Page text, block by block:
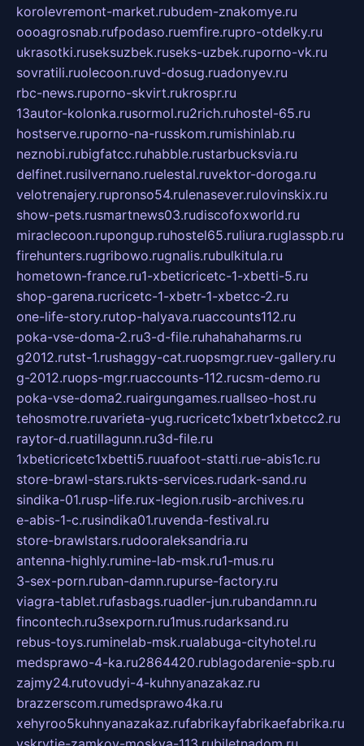
korolevremont-market.rubudem-znakomye.ru
oooagrosnab.rufpodaso.ruemfire.rupro-otdelky.ru
ukrasotki.ruseksuzbek.ruseks-uzbek.ruporno-vk.ru
sovratili.ruolecoon.ruvd-dosug.ruadonyev.ru
rbc-news.ruporno-skvirt.rukrospr.ru
13autor-kolonka.rusormol.ru2rich.ruhostel-65.ru
hostserve.ruporno-na-russkom.rumishinlab.ru
neznobi.rubigfatcc.ruhabble.rustarbucksvia.ru
delfinet.rusilvernano.ruelestal.ruvektor-doroga.ru
velotrenajery.rupronso54.rulenasever.rulovinskix.ru
show-pets.rusmartnews03.rudiscofoxworld.ru
miraclecoon.rupongup.ruhostel65.ruliura.ruglasspb.ru
firehunters.rugribowo.rugnalis.rubulkitula.ru
hometown-france.ru1-xbeticricetc-1-xbetti-5.ru
shop-garena.rucricetc-1-xbetr-1-xbetcc-2.ru
one-life-story.rutop-halyava.ruaccounts112.ru
poka-vse-doma-2.ru3-d-file.ruhahahaharms.ru
g2012.rutst-1.rushaggy-cat.ruopsmgr.ruev-gallery.ru
g-2012.ruops-mgr.ruaccounts-112.rucsm-demo.ru
poka-vse-doma2.ruairgungames.ruallseo-host.ru
tehosmotre.ruvarieta-yug.rucricetc1xbetr1xbetcc2.ru
raytor-d.ruatillagunn.ru3d-file.ru
1xbeticricetc1xbetti5.ruuafoot-statti.rue-abis1c.ru
store-brawl-stars.rukts-services.rudark-sand.ru
sindika-01.rusp-life.rux-legion.rusib-archives.ru
e-abis-1-c.rusindika01.ruvenda-festival.ru
store-brawlstars.rudooraleksandria.ru
antenna-highly.rumine-lab-msk.ru1-mus.ru
3-sex-porn.ruban-damn.rupurse-factory.ru
viagra-tablet.rufasbags.ruadler-jun.rubandamn.ru
fincontech.ru3sexporn.ru1mus.rudarksand.ru
rebus-toys.ruminelab-msk.rualabuga-cityhotel.ru
medsprawo-4-ka.ru2864420.rublagodarenie-spb.ru
zajmy24.rutovudyi-4-kuhnyanazakaz.ru
brazzerscom.rumedsprawo4ka.ru
xehyroo5kuhnyanazakaz.rufabrikayfabrikaefabrika.ru